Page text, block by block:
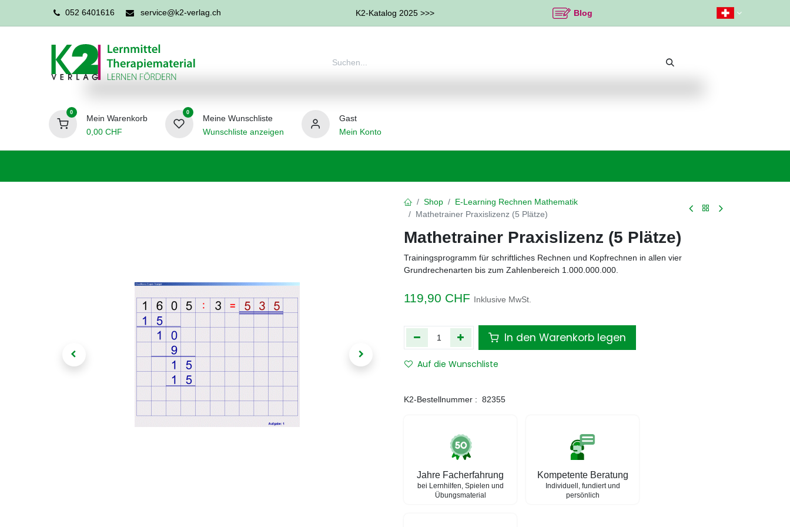
052 6401616 service@k2-verlag.ch K2-Katalog 2025 >>> Blog
0
Mein Warenkorb
0,00CHF
0
Meine Wunschliste
Wunschliste anzeigen
Gast
Mein Konto
Shop
E-Learning Rechnen Mathematik
Mathetrainer Praxislizenz (5 Plätze)
Mathetrainer Praxislizenz (5 Plätze)
Trainingsprogramm für schriftliches Rechnen und Kopfrechnen in allen vier
Grundrechenarten bis zum Zahlenbereich 1.000.000.000.
119,90 CHF Inklusive MwSt.
In den Warenkorb legen
Auf die Wunschliste
K2-Bestellnummer : 82355
Jahre Facherfahrung
bei Lernhilfen, Spielen und
Übungsmaterial
Kompetente Beratung
Individuell, fundiert und
persönlich